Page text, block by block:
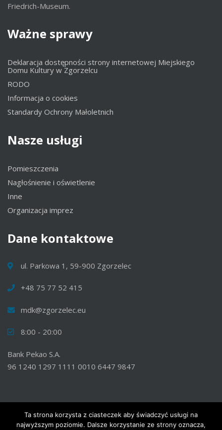
Friedrich-Museum.
Ważne sprawy
Deklaracja dostępności strony internetowej Miejskiego
Domu Kultury w Zgorzelcu
RODO
Informacja o cookies
Standardy Ochrony Małoletnich
Nasze usługi
Pomieszczenia
Nagłośnienie i oświetlenie
Inne
Organizacja imprez
Dane kontaktowe
ul. Parkowa 1, 59-900 Zgorzelec
+48 75 77 52 415
mdk@zgorzelec.eu
8:00 - 20:00
Bank Pekao S.A.
96 1240 1297 1111 0010 6447 9847
© 2020 Wszelkie prawa zastrzeżone. Miejski Dom Kultury w
Ta strona korzysta z ciasteczek aby świadczyć usługi na
najwyższym poziomie. Dalsze korzystanie ze strony oznacza,